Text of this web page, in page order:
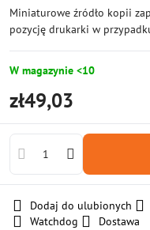
Miniaturowe źródło kopii
pozycję drukarki w
W magazynie <10
zł49,03
Dodaj do ulubionych
Watchdog
Dostawa